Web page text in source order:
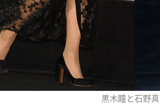
黒木瞳と石野